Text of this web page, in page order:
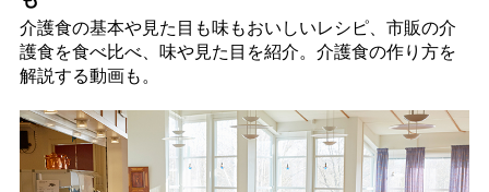
介護食の基本や見た目も味もおいしいレシピ、市販の介
護食を食べ比べ、味や見た目を紹介。介護食の作り方を
解説する動画も。